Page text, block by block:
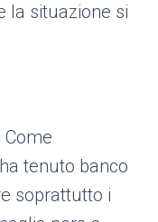
la situazione si
Come
tenuto banco
soprattutto i